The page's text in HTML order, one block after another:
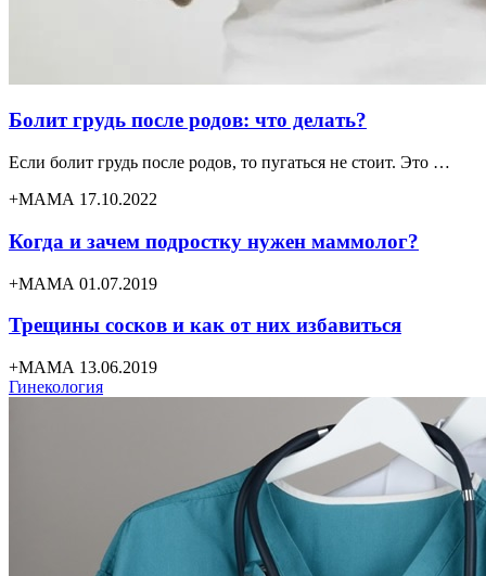
Болит грудь после родов: что делать?
Если болит грудь после родов, то пугаться не стоит. Это …
+МАМА 17.10.2022
Когда и зачем подростку нужен маммолог?
+МАМА 01.07.2019
Трещины сосков и как от них избавиться
+МАМА 13.06.2019
Гинекология